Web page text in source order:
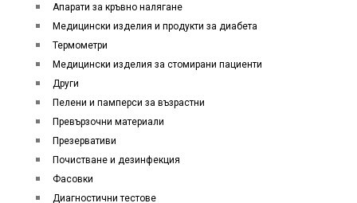
Апарати за кръвно налягане
Медицински изделия и продукти за диабета
Термометри
Медицински изделия за стомирани пациенти
Други
Пелени и памперси за възрастни
Превързочни материали
Презервативи
Почистване и дезинфекция
Фасовки
Диагностични тестове